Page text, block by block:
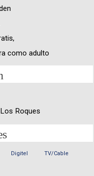
como adulto
Roques
Digitel TV/Cable